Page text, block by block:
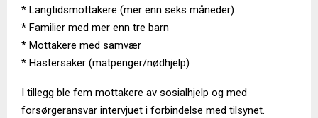
* Langtidsmottakere (mer enn seks måneder)
* Familier med mer enn tre barn
* Mottakere med samvær
* Hastersaker (matpenger/nødhjelp)
I tillegg ble fem mottakere av sosialhjelp og med
forsørgeransvar intervjuet i forbindelse med tilsynet.